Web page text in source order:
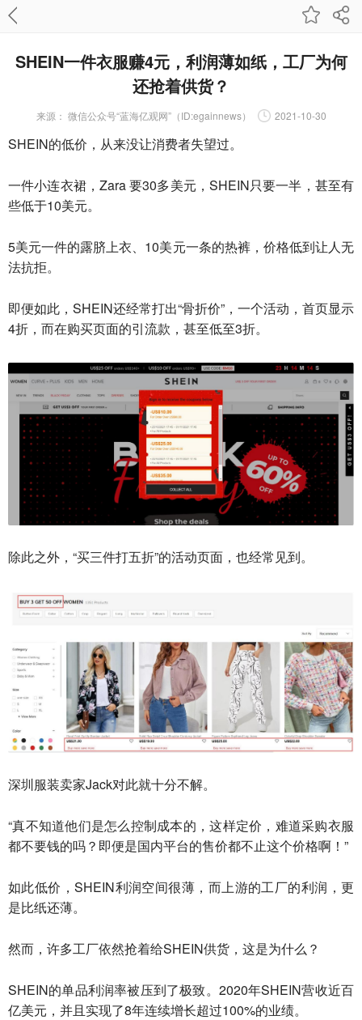
SHEIN一件衣服赚4元，利润薄如纸，工厂为何
还抢着供货？
来源： 微信公众号“蓝海亿观网”（ID:egainnews） 2021-10-30
SHEIN的低价，从来没让消费者失望过。
一件小连衣裙，Zara 要30多美元，SHEIN只要一半，甚至有
些低于10美元。
5美元一件的露脐上衣、10美元一条的热裤，价格低到让人无
法抗拒。
即便如此，SHEIN还经常打出“骨折价”，一个活动，首页显示
4折，而在购买页面的引流款，甚至低至3折。
除此之外，“买三件打五折”的活动页面，也经常见到。
深圳服装卖家Jack对此就十分不解。
“真不知道他们是怎么控制成本的，这样定价，难道采购衣服
都不要钱的吗？即便是国内平台的售价都不止这个价格啊！”
如此低价，SHEIN利润空间很薄，而上游的工厂的利润，更
是比纸还薄。
然而，许多工厂依然抢着给SHEIN供货，这是为什么？
SHEIN的单品利润率被压到了极致。2020年SHEIN营收近百
亿美元，并且实现了8年连续增长超过100%的业绩。